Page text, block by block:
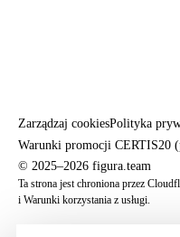
Zarządzaj cookiesPolityka
Warunki promocji CERTIS20
© 2025–2026 figura.team
Ta strona jest chroniona przez
i Warunki korzystania z usługi.